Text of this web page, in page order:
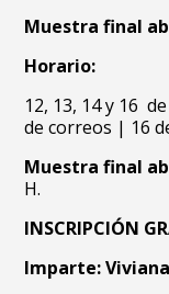
Muestra final
Horario:
12, 13, 14 y 16
de correos | 16
Muestra final
H.
INSCRIPCIÓN
Imparte: